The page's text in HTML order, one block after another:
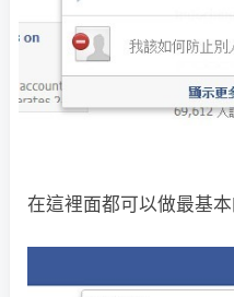
在這裡面都可以做最基本